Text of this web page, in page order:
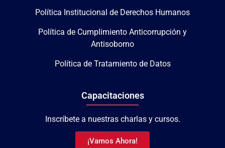
Política Institucional de Derechos Humanos
Política de Cumplimiento Anticorrupción y
Antisoborno
Política de Tratamiento de Datos
Capacitaciones
Inscríbete a nuestras charlas y cursos.
¡Vamos Ahora!